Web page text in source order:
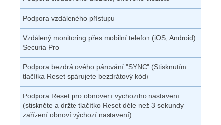
Podpora vzdáleného přístupu
Vzdálený monitoring přes mobilní telefon (iOS, Android)
Securia Pro
Podpora bezdrátového párování "SYNC" (Stisknutím
tlačítka Reset spárujete bezdrátový kód)
Podpora Reset pro obnovení výchozího nastavení
(stiskněte a držte tlačítko Reset déle než 3 sekundy,
zařízení obnoví výchozí nastavení)